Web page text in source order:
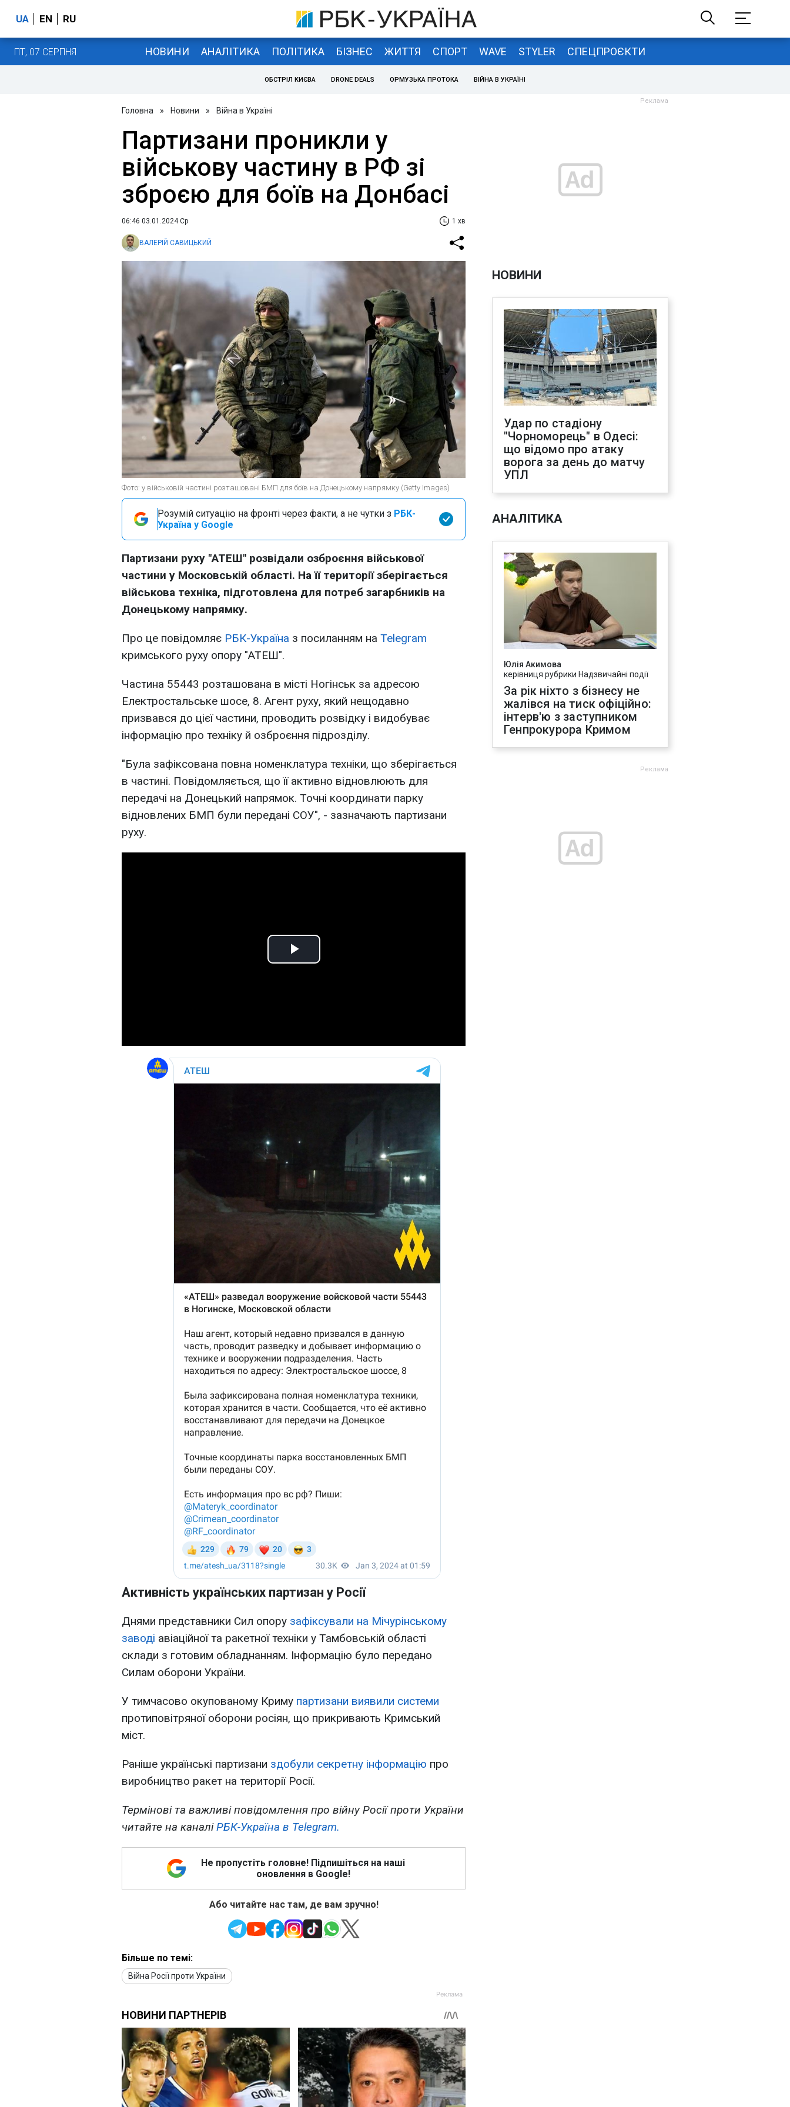
UA EN RU
ПТ, 07 СЕРПНЯ НОВИНИ АНАЛІТИКА ПОЛІТИКА БІЗНЕС ЖИТТЯ СПОРТ WAVE STYLER СПЕЦПРОЄКТИ
ОБСТРІЛ КИЄВА DRONE DEALS ОРМУЗЬКА ПРОТОКА ВІЙНА В УКРАЇНІ
Головна » Новини » Війна в Україні
Партизани проникли у
військову частину в РФ зі
зброєю для боїв на Донбасі
06:46 03.01.2024 Ср 1 хв
ВАЛЕРІЙ САВИЦЬКИЙ
Фото: у військовій частині розташовані БМП для боїв на Донецькому напрямку (Getty Images)
Розумій ситуацію на фронті через факти, а не чутки з РБК-
Україна у Google
Партизани руху "АТЕШ" розвідали озброєння військової
частини у Московській області. На її території зберігається
військова техніка, підготовлена для потреб загарбників на
Донецькому напрямку.
Про це повідомляє РБК-Україна з посиланням на Telegram
кримського руху опору "АТЕШ".
Частина 55443 розташована в місті Ногінськ за адресою
Електростальське шосе, 8. Агент руху, який нещодавно
призвався до цієї частини, проводить розвідку і видобуває
інформацію про техніку й озброєння підрозділу.
"Була зафіксована повна номенклатура техніки, що зберігається
в частині. Повідомляється, що її активно відновлюють для
передачі на Донецький напрямок. Точні координати парку
відновлених БМП були передані СОУ", - зазначають партизани
руху.
Play
Активність українських партизан у Росії
Днями представники Сил опору зафіксували на Мічурінському
заводі авіаційної та ракетної техніки у Тамбовській області
склади з готовим обладнанням. Інформацію було передано
Силам оборони України.
У тимчасово окупованому Криму партизани виявили системи
протиповітряної оборони росіян, що прикривають Кримський
міст.
Раніше українські партизани здобули секретну інформацію про
виробництво ракет на території Росії.
Термінові та важливі повідомлення про війну Росії проти України
читайте на каналіРБК-Україна в Telegram.
Не пропустіть головне! Підпишіться на наші
оновлення в Google!
Або читайте нас там, де вам зручно!
Більше по темі:
Війна Росії проти України
НОВИНИ
Удар по стадіону
"Чорноморець" в Одесі:
що відомо про атаку
ворога за день до матчу
УПЛ
АНАЛІТИКА
Юлія Акимова
керівниця рубрики Надзвичайні події
За рік ніхто з бізнесу не
жалівся на тиск офіційно:
інтерв'ю з заступником
Генпрокурора Кримом